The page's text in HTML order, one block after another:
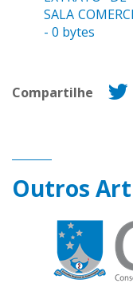
SALA
- 0 bytes
Compartilhe
Outros